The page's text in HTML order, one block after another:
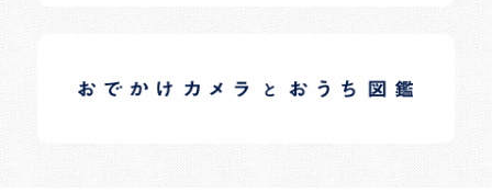
日常の様子など随時更新中です。